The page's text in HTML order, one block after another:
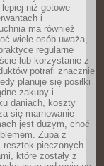
niż gotowe
i
ma również
wiele osób uważa,
regularne
lub korzystanie z
potrafi znacznie
planuje się posiłki
zakupy i
daniach, koszty
się marnowanie
jest dużym, choć
Zupa z
resztek pieczonych
które zostały z